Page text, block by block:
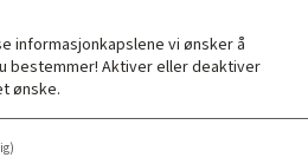
informasjonkapslene vi ønsker å
bestemmer! Aktiver eller deaktiver
ønske.